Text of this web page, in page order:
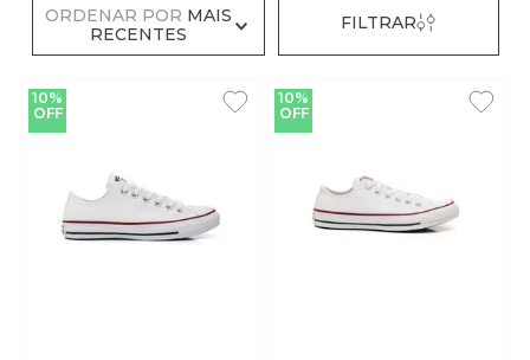
ORDENAR POR MAIS
RECENTES
FILTRAR
10%
OFF
10%
OFF